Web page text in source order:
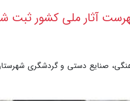
آثار ملی کشور ثبت
صنایع دستی و گردشگری